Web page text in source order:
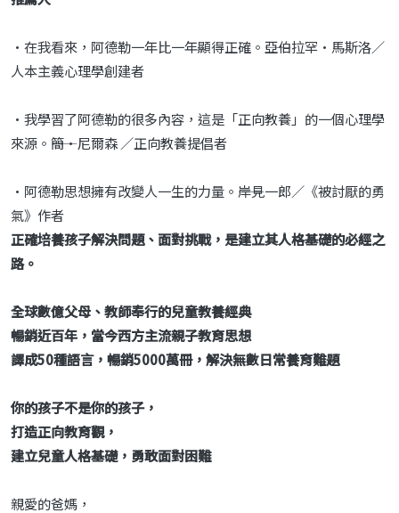
•在我看來，阿德勒一年比一年顯得正確。――亞伯拉罕•馬斯洛／
人本主義心理學創建者
•我學習了阿德勒的很多內容，這是「正向教養」的一個心理學
來源。――簡•尼爾森 ／正向教養提倡者
•阿德勒思想擁有改變人一生的力量。――岸見一郎／《被討厭的勇
氣》作者
正確培養孩子解決問題、面對挑戰，是建立其人格基礎的必經之
路。
全球數億父母、教師奉行的兒童教養經典
暢銷近百年，當今西方主流親子教育思想
譯成50種語言，暢銷5000萬冊，解決無數日常養育難題
你的孩子不是你的孩子，
打造正向教育觀，
建立兒童人格基礎，勇敢面對困難
親愛的爸媽，